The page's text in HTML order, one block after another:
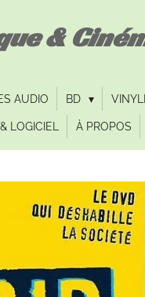
&
AUDIO BD
LOGICIEL À PROPOS